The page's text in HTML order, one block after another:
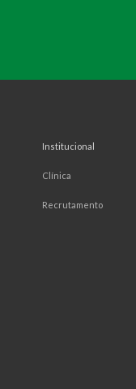
Institucional
Clínica
Recrutamento